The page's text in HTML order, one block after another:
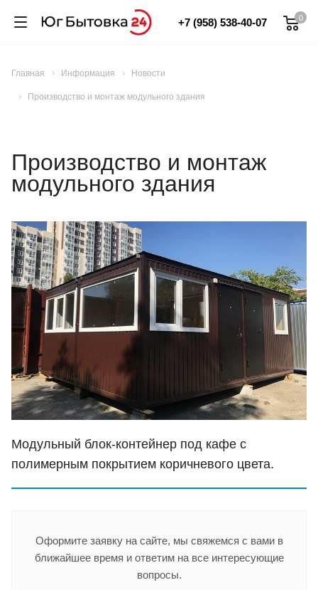
0
+7 (958) 538-40-07
Главная Информация Новости
Производство и монтаж модульного здания
Производство и монтаж
модульного здания
Модульный блок-контейнер под кафе с
полимерным покрытием коричневого цвета.
Оформите заявку на сайте, мы свяжемся с вами в
ближайшее время и ответим на все интересующие
вопросы.